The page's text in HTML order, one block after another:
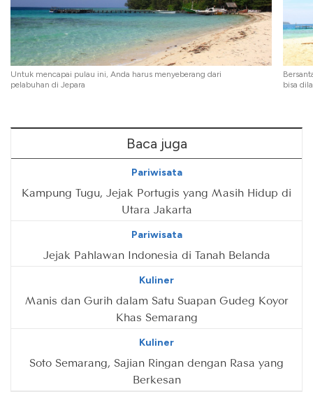
Untuk mencapai pulau ini, Anda harus menyeberang dari
pelabuhan di Jepara
bisa
Baca juga
Pariwisata
Kampung Tugu, Jejak Portugis yang Masih Hidup di
Utara Jakarta
Pariwisata
Jejak Pahlawan Indonesia di Tanah Belanda
Kuliner
Manis dan Gurih dalam Satu Suapan Gudeg Koyor
Khas Semarang
Kuliner
Soto Semarang, Sajian Ringan dengan Rasa yang
Berkesan